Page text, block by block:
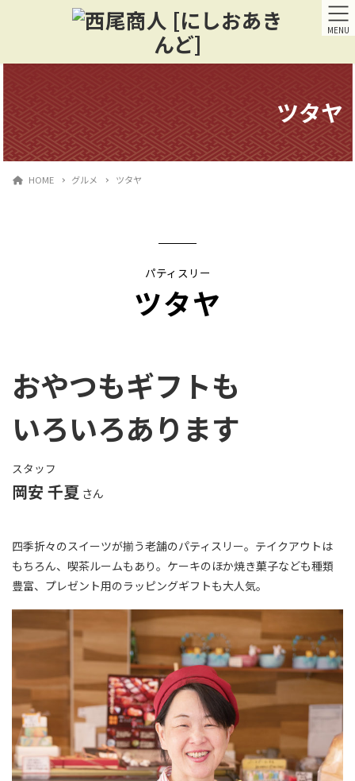
ツタヤ
HOME グルメ ツタヤ
パティスリー
ツタヤ
おやつもギフトも
いろいろあります
スタッフ
岡安 千夏 さん
四季折々のスイーツが揃う老舗のパティスリー。テイクアウトは
もちろん、喫茶ルームもあり。ケーキのほか焼き菓子なども種類
豊富、プレゼント用のラッピングギフトも大人気。
MENU